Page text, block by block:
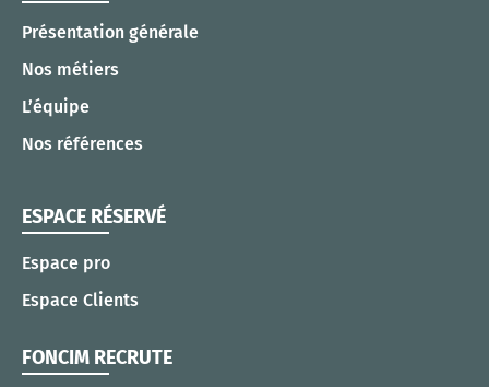
Présentation générale
Nos métiers
L’équipe
Nos références
ESPACE RÉSERVÉ
Espace pro
Espace Clients
FONCIM RECRUTE